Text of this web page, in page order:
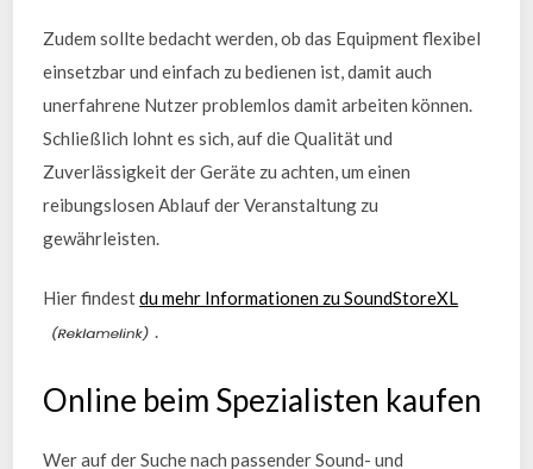
Zudem sollte bedacht werden, ob das Equipment flexibel
einsetzbar und einfach zu bedienen ist, damit auch
unerfahrene Nutzer problemlos damit arbeiten können.
Schließlich lohnt es sich, auf die Qualität und
Zuverlässigkeit der Geräte zu achten, um einen
reibungslosen Ablauf der Veranstaltung zu
gewährleisten.
Hier findestdu mehr Informationen zu SoundStoreXL
.
Online beim Spezialisten kaufen
Wer auf der Suche nach passender Sound- und